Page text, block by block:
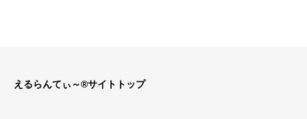
えるらんてぃ～®サイトトップ